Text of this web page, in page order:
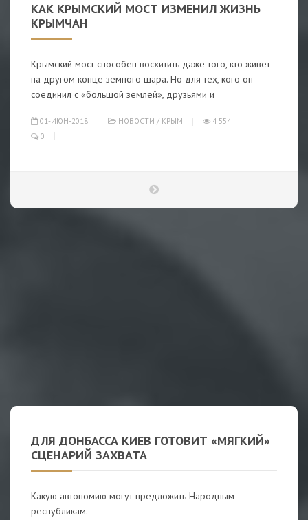
КАК КРЫМСКИЙ МОСТ ИЗМЕНИЛ ЖИЗНЬ
КРЫМЧАН
Крымский мост способен восхитить даже того, кто живет
на другом конце земного шара. Но для тех, кого он
соединил с «большой землей», друзьями и
01-ИЮН-2018 НОВОСТИ / КРЫМ
4 554
0
ДЛЯ ДОНБАССА КИЕВ ГОТОВИТ «МЯГКИЙ»
СЦЕНАРИЙ ЗАХВАТА
Какую автономию могут предложить Народным
республикам.